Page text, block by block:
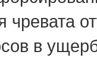
чревата
в